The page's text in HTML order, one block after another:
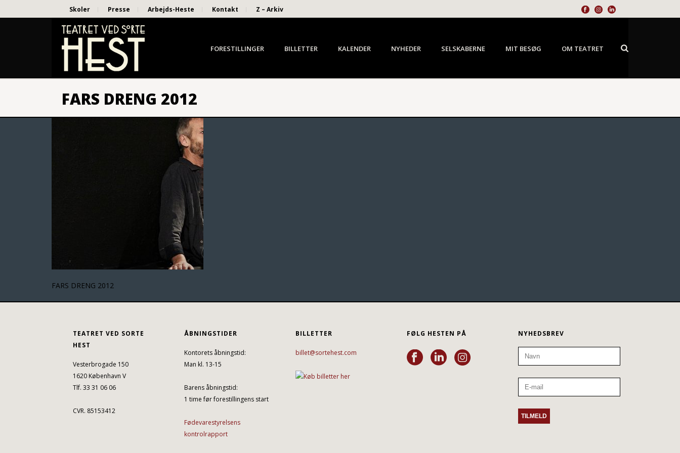
Skoler Presse Arbejds-Heste Kontakt Z – Arkiv
FORESTILLINGER BILLETTER KALENDER NYHEDER SELSKABERNE MIT BESØG OM TEATRET
FARS DRENG 2012
FARS DRENG 2012
TEATRET VED SORTE
HEST
Vesterbrogade 150
1620 København V
Tlf. 33 31 06 06
CVR. 85153412
ÅBNINGSTIDER
Kontorets åbningstid:
Man kl. 13-15
Barens åbningstid:
1 time før forestillingens start
Fødevarestyrelsens
kontrolrapport
BILLETTER
billet@sortehest.com
FØLG HESTEN PÅ NYHEDSBREV